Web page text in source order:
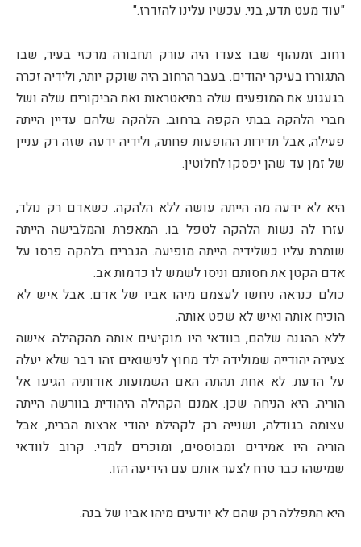
"עוד מעט תדע, בני. עכשיו עלינו להזדרז."
רחוב זמנהוף שבו צעדו היה עורק תחבורה מרכזי בעיר, שבו
התגוררו בעיקר יהודים. בעבר הרחוב היה שוקק יותר, ולידיה זכרה
בגעגוע את המופעים שלה בתיאטראות ואת הביקורים שלה ושל
חברי הלהקה בבתי הקפה ברחוב. הלהקה שלהם עדיין הייתה
פעילה, אבל תדירות ההופעות פחתה, ולידיה ידעה שזה רק עניין
של זמן עד שהן יפסקו לחלוטין.
היא לא ידעה מה הייתה עושה ללא הלהקה. כשאדם רק נולד,
עזרו לה נשות הלהקה לטפל בו. המאפרת והמלבישה הייתה
שומרת עליו כשלידיה הייתה מופיעה. הגברים בלהקה פרסו על
אדם הקטן את חסותם וניסו לשמש לו כדמות אב.
כולם כנראה ניחשו לעצמם מיהו אביו של אדם. אבל איש לא
הוכיח אותה ואיש לא שפט אותה.
ללא ההגנה שלהם, בוודאי היו מוקיעים אותה מהקהילה. אישה
צעירה יהודייה שמולידה ילד מחוץ לנישואים זהו דבר שלא יעלה
על הדעת. לא אחת תהתה האם השמועות אודותיה הגיעו אל
הוריה. היא הניחה שכן. אמנם הקהילה היהודית בוורשה הייתה
עצומה בגודלה, ושנייה רק לקהילת יהודי ארצות הברית, אבל
הוריה היו אמידים ומבוססים, ומוכרים למדי. קרוב לוודאי
שמישהו כבר טרח לצער אותם עם הידיעה הזו.
היא התפללה רק שהם לא יודעים מיהו אביו של בנה.